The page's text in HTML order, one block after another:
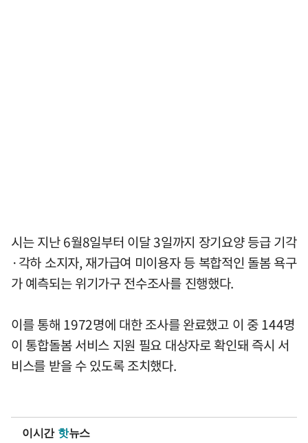
시는 지난 6월8일부터 이달 3일까지 장기요양 등급 기각
·각하 소지자, 재가급여 미이용자 등 복합적인 돌봄 욕구
가 예측되는 위기가구 전수조사를 진행했다.
이를 통해 1972명에 대한 조사를 완료했고 이 중 144명
이 통합돌봄 서비스 지원 필요 대상자로 확인돼 즉시 서
비스를 받을 수 있도록 조치했다.
이시간 핫뉴스